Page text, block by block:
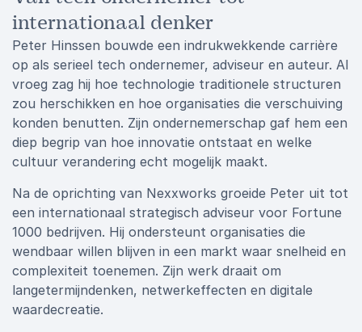
internationaal denker
Peter Hinssen bouwde een indrukwekkende carrière
op als serieel tech ondernemer, adviseur en auteur. Al
vroeg zag hij hoe technologie traditionele structuren
zou herschikken en hoe organisaties die verschuiving
konden benutten. Zijn ondernemerschap gaf hem een
diep begrip van hoe innovatie ontstaat en welke
cultuur verandering echt mogelijk maakt.
Na de oprichting van Nexxworks groeide Peter uit tot
een internationaal strategisch adviseur voor Fortune
1000 bedrijven. Hij ondersteunt organisaties die
wendbaar willen blijven in een markt waar snelheid en
complexiteit toenemen. Zijn werk draait om
langetermijndenken, netwerkeffecten en digitale
waardecreatie.